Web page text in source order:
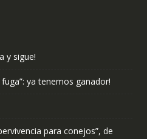
y sigue!
ya tenemos ganador!
para conejos”, de